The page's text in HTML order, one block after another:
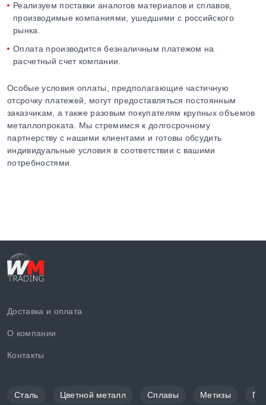
Реализуем поставки аналогов материалов и сплавов,
производимые компаниями, ушедшими с российского
рынка.
Оплата производится безналичным платежом на
расчетный счет компании.
Особые условия оплаты, предполагающие частичную
отсрочку платежей, могут предоставляться постоянным
заказчикам, а также разовым покупателям крупных объемов
металлопроката. Мы стремимся к долгосрочному
партнерству с нашими клиентами и готовы обсудить
индивидуальные условия в соответствии с вашими
потребностями.
Доставка и оплата
О компании
Контакты
Сталь Цветной металл Сплавы Метизы